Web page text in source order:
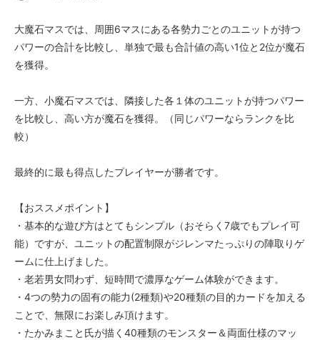
大魔石マスでは、周囲6マスにある各勢力ごとのユニットが持つ
パワーの合計を比較し、単独で最も合計値の高い1位と2位が魔石
を獲得。
一方、小魔石マスでは、隣接した各１体のユニットが持つパワー
を比較し、高い方が魔石を獲得。（同じパワーならランクを比
較）
最終的に最も得点したプレイヤーが勝者です。
【おススメポイント】
・基本的な遊び方はとてもシンプル（おそらく7歳でもプレイ可
能）ですが、ユニットの配置制限がジレンマたっぷりの陣取りゲ
ームに仕上げました。
・老若男女問わず、短時間で濃厚なゲーム体験ができます。
・4つの勢力の固有の能力(2種類)や20種類の目的カードを加える
ことで、無限にお楽しみ頂けます。
・たかみまこと氏が描く40種類のモンスター＆両面仕様のマッ